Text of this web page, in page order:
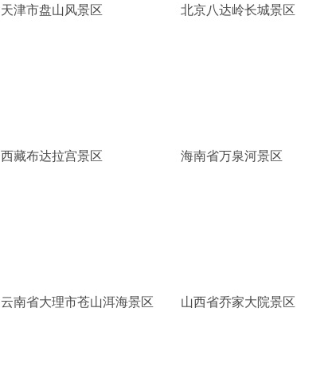
天津市盘山风景区 北京八达岭长城景区
西藏布达拉宫景区 海南省万泉河景区
云南省大理市苍山洱海景区 山西省乔家大院景区